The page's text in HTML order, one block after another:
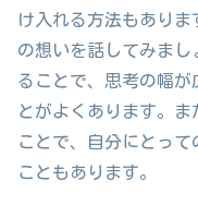
け入れる方法もあり
の想いを話してみま
ることで、思考の幅
とがよくあります。
ことで、自分にとっ
こともあります。